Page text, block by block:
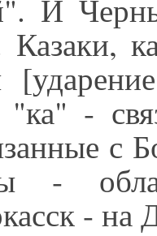
И
Казаки,
-
с
-
- на